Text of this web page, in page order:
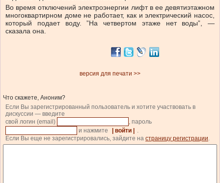
Во время отключений электроэнергии лифт в ее девятиэтажном
многоквартирном доме не работает, как и электрический насос,
который подает воду. ”На четвертом этаже нет воды”, —
сказала она.
версия для печати >>
Что скажете, Аноним?
Если Вы зарегистрированный пользователь и хотите участвовать в
дискуссии — введите
свой логин (email)
, пароль
и нажмите
| войти |
.
Если Вы еще не зарегистрировались, зайдите на страницу регистрации.